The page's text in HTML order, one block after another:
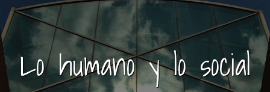
Lo humano y lo social